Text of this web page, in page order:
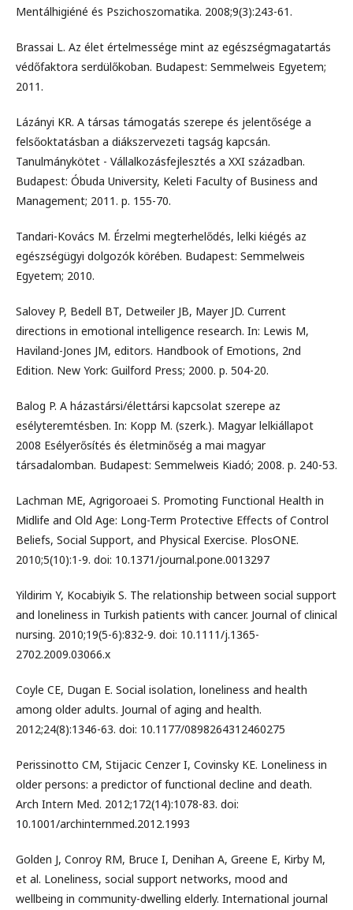
Mentálhigiéné és Pszichoszomatika. 2008;9(3):243-61.
Brassai L. Az élet értelmessége mint az egészségmagatartás
védőfaktora serdülőkoban. Budapest: Semmelweis Egyetem;
2011.
Lázányi KR. A társas támogatás szerepe és jelentősége a
felsőoktatásban a diákszervezeti tagság kapcsán.
Tanulmánykötet - Vállalkozásfejlesztés a XXI században.
Budapest: Óbuda University, Keleti Faculty of Business and
Management; 2011. p. 155-70.
Tandari-Kovács M. Érzelmi megterhelődés, lelki kiégés az
egészségügyi dolgozók körében. Budapest: Semmelweis
Egyetem; 2010.
Salovey P, Bedell BT, Detweiler JB, Mayer JD. Current
directions in emotional intelligence research. In: Lewis M,
Haviland-Jones JM, editors. Handbook of Emotions, 2nd
Edition. New York: Guilford Press; 2000. p. 504-20.
Balog P. A házastársi/élettársi kapcsolat szerepe az
esélyteremtésben. In: Kopp M. (szerk.). Magyar lelkiállapot
2008 Esélyerősítés és életminőség a mai magyar
társadalomban. Budapest: Semmelweis Kiadó; 2008. p. 240-53.
Lachman ME, Agrigoroaei S. Promoting Functional Health in
Midlife and Old Age: Long-Term Protective Effects of Control
Beliefs, Social Support, and Physical Exercise. PlosONE.
2010;5(10):1-9. doi: 10.1371/journal.pone.0013297
Yildirim Y, Kocabiyik S. The relationship between social support
and loneliness in Turkish patients with cancer. Journal of clinical
nursing. 2010;19(5-6):832-9. doi: 10.1111/j.1365-
2702.2009.03066.x
Coyle CE, Dugan E. Social isolation, loneliness and health
among older adults. Journal of aging and health.
2012;24(8):1346-63. doi: 10.1177/0898264312460275
Perissinotto CM, Stijacic Cenzer I, Covinsky KE. Loneliness in
older persons: a predictor of functional decline and death.
Arch Intern Med. 2012;172(14):1078-83. doi:
10.1001/archinternmed.2012.1993
Golden J, Conroy RM, Bruce I, Denihan A, Greene E, Kirby M,
et al. Loneliness, social support networks, mood and
wellbeing in community-dwelling elderly. International journal